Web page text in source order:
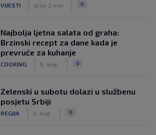
upravi
VIJESTI prije 2 min 0
Najbolja ljetna salata od graha:
Brzinski recept za dane kada je
prevruće za kuhanje
COOKING 6. aug. 0
Zelenski u subotu dolazi u službenu
posjetu Srbiji
REGIJA 6. aug. 0